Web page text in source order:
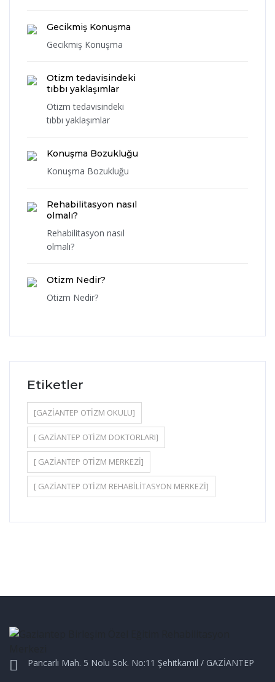
Gecikmiş Konuşma
Gecikmiş Konuşma
Otizm tedavisindeki
tıbbı yaklaşımlar
Otizm tedavisindeki
tıbbı yaklaşımlar
Konuşma Bozukluğu
Konuşma Bozukluğu
Rehabilitasyon nasıl
olmalı?
Rehabilitasyon nasıl
olmalı?
Otizm Nedir?
Otizm Nedir?
Etiketler
[GAZIANTEP OTIZM OKULU]
[ GAZIANTEP OTIZM DOKTORLARI]
[ GAZIANTEP OTIZM MERKEZI]
[ GAZIANTEP OTIZM REHABILITASYON MERKEZI]
Pancarlı Mah. 5 Nolu Sok. No:11 Şehitkamil / GAZİANTEP